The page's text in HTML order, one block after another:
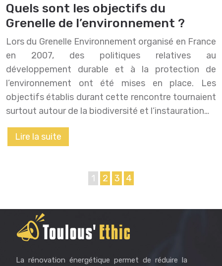
Quels sont les objectifs du
Grenelle de l’environnement ?
Lors du Grenelle Environnement organisé en France
en 2007, des politiques relatives au
développement durable et à la protection de
l’environnement ont été mises en place. Les
objectifs établis durant cette rencontre tournaient
surtout autour de la biodiversité et l’instauration…
Lire la suite
1 2 3 4
La rénovation énergétique permet de réduire la